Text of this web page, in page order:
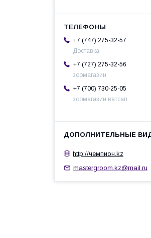
+7 (747) 275-32-57
Доставка
+7 (727) 275-32-56
зоомагазин
+7 (700) 730-25-05
зоомагазин ватсап
http://чемпион.kz
mastergroom.kz@mail.ru